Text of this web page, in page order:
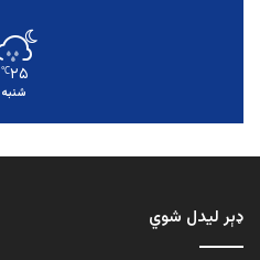
۲۵℃
شنبه
ډېر لیدل شوي